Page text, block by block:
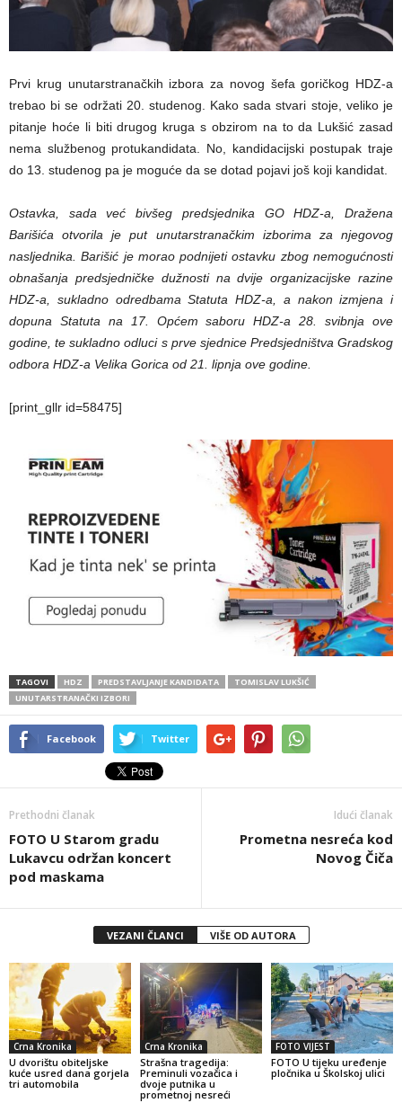
Prvi krug unutarstranačkih izbora za novog šefa goričkog HDZ-a
trebao bi se održati 20. studenog. Kako sada stvari stoje, veliko je
pitanje hoće li biti drugog kruga s obzirom na to da Lukšić zasad
nema službenog protukandidata. No, kandidacijski postupak traje
do 13. studenog pa je moguće da se dotad pojavi još koji kandidat.
Ostavka, sada već bivšeg predsjednika GO HDZ-a, Dražena
Barišića otvorila je put unutarstranačkim izborima za njegovog
nasljednika. Barišić je morao podnijeti ostavku zbog nemogućnosti
obnašanja predsjedničke dužnosti na dvije organizacijske razine
HDZ-a, sukladno odredbama Statuta HDZ-a, a nakon izmjena i
dopuna Statuta na 17. Općem saboru HDZ-a 28. svibnja ove
godine, te sukladno odluci s prve sjednice Predsjedništva Gradskog
odbora HDZ-a Velika Gorica od 21. lipnja ove godine.
[print_gllr id=58475]
TAGOVI HDZ PREDSTAVLJANJE KANDIDATA
TOMISLAV LUKŠIĆ
UNUTARSTRANAČKI IZBORI
Facebook Twitter
Prethodni članak
FOTO U Starom gradu
Lukavcu održan koncert
pod maskama
Idući članak
Prometna nesreća kod
Novog Čiča
VEZANI ČLANCI VIŠE OD AUTORA
Crna Kronika
U dvorištu obiteljske
kuće usred dana gorjela
tri automobila
Crna Kronika
Strašna tragedija:
Preminuli vozačica i
dvoje putnika u
prometnoj nesreći
FOTO VIJEST
FOTO U tijeku uređenje
pločnika u Školskoj ulici